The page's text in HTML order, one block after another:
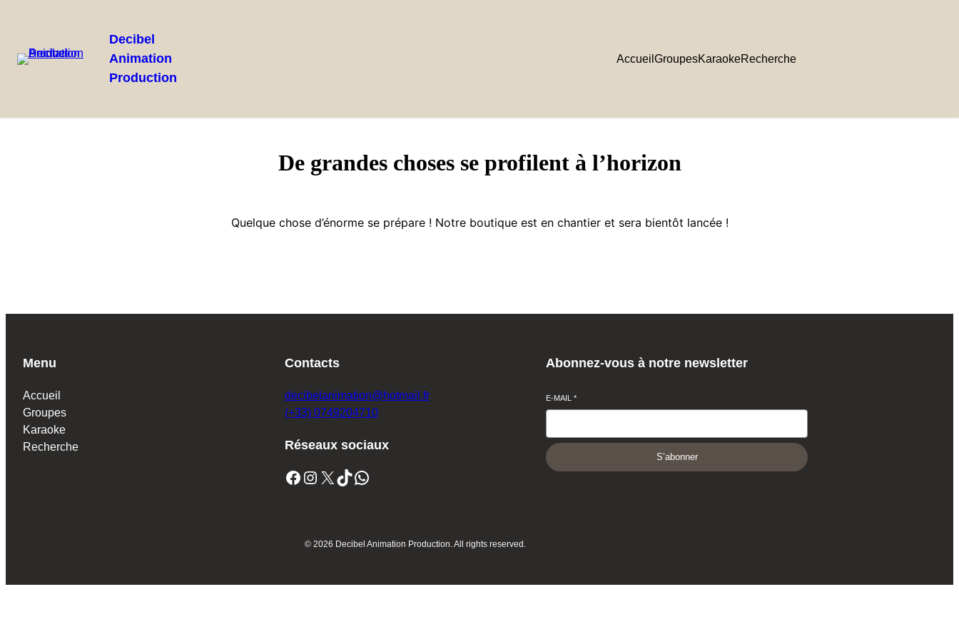
Decibel
Animation
Production
Accueil GroupesKaraokeRecherche
De grandes choses se profilent à l’horizon
Quelque chose d’énorme se prépare ! Notre boutique est en chantier et sera bientôt lancée !
Menu
Accueil
Groupes
Karaoke
Recherche
Contacts
decibelanimation@hotmail.fr
(+33) 0749204710
Réseaux sociaux
Facebook Instagram X TikTok WhatsApp
Abonnez-vous à notre newsletter
E-MAIL*
S’abonner
© 2026 Decibel Animation Production. All rights reserved.